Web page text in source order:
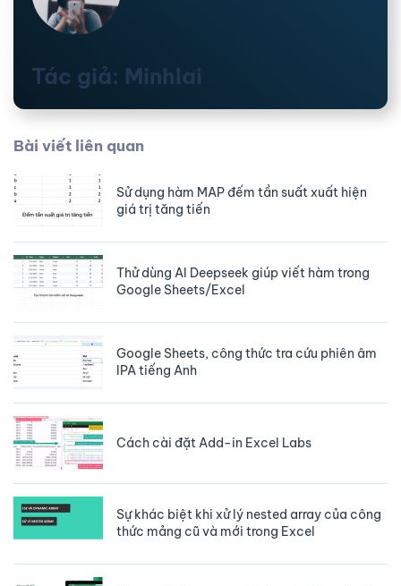
Tác giả: Minhlai
Bài viết liên quan
Sử dụng hàm MAP đếm tần suất xuất hiện
giá trị tăng tiến
Thử dùng AI Deepseek giúp viết hàm trong
Google Sheets/Excel
Google Sheets, công thức tra cứu phiên âm
IPA tiếng Anh
Cách cài đặt Add-in Excel Labs
Sự khác biệt khi xử lý nested array của công
thức mảng cũ và mới trong Excel